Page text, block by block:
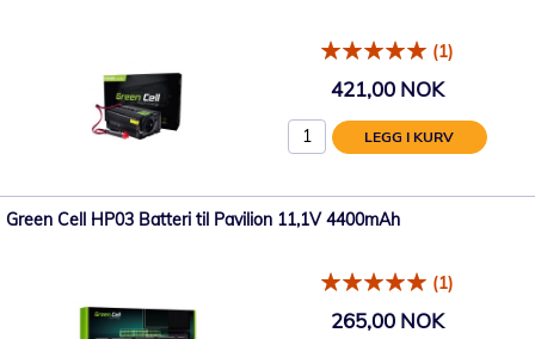
(1)
421,00 NOK
LEGG I KURV
Green Cell HP03 Batteri til Pavilion 11,1V 4400mAh
(1)
265,00 NOK